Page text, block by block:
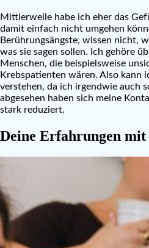
Mittlerweile habe ich eher das
damit einfach nicht umgehen
Berührungsängste, wissen nicht,
was sie sagen sollen. Ich gehöre
Menschen, die beispielsweise
Krebspatienten wären. Also kann
verstehen, da ich irgendwie auch
abgesehen haben sich meine
stark reduziert.
Deine Erfahrungen mit